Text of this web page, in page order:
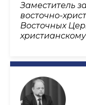
Заместитель
восточно-
Восточных